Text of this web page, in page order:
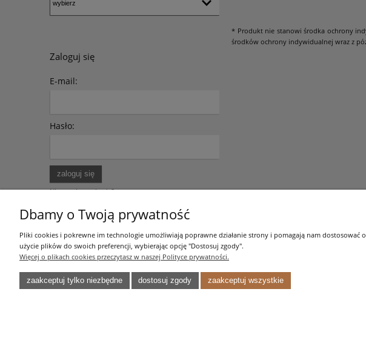
Zaloguj się
E-mail:
Hasło:
zaloguj się
Nie pamiętasz hasła?
* Produkt nie stanowi środka ochrony
środków ochrony indywidualnej wraz z
Pomoc
Zwroty i reklamacje
Moje konto
Twoje zamówienia
Dbamy o Twoją prywatność
Pliki cookies i pokrewne im technologie umożliwiają poprawne działanie strony i pomagają nam
użycie plików do swoich preferencji, wybierając opcję "Dostosuj zgody".
Więcej o plikach cookies przeczytasz w naszej Polityce prywatności.
zaakceptuj tylko niezbędne dostosuj zgody zaakceptuj wszystkie